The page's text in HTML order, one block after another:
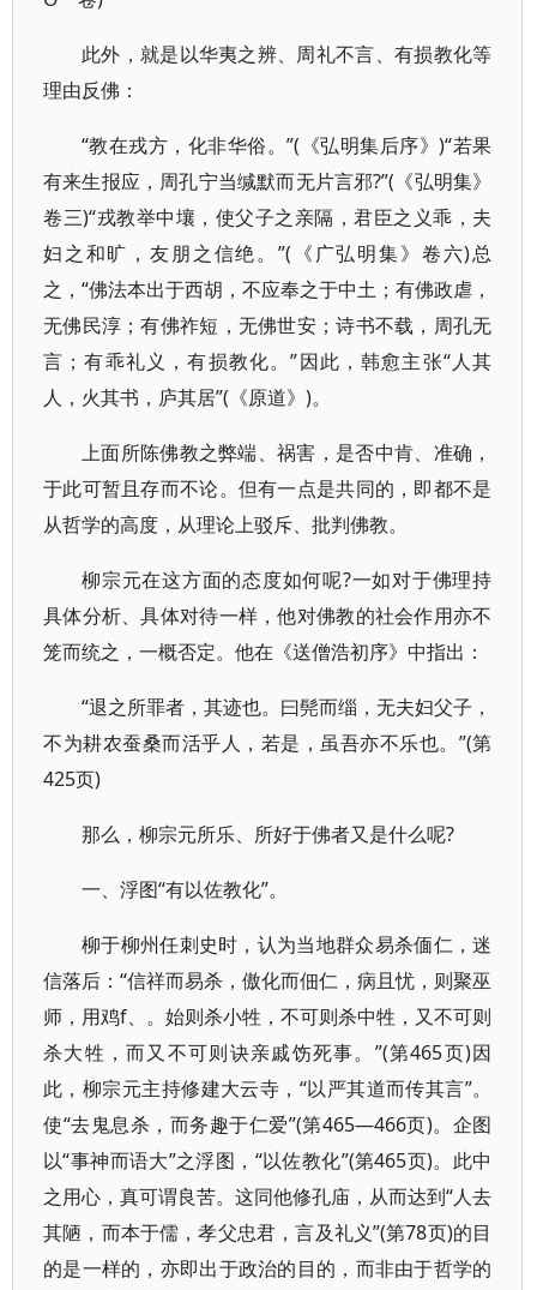
此外，就是以华夷之辨、周礼不言、有损教化等
理由反佛：
“教在戎方，化非华俗。”(《弘明集后序》)“若果
有来生报应，周孔宁当缄默而无片言邪?”(《弘明集》
卷三)“戎教举中壤，使父子之亲隔，君臣之义乖，夫
妇之和旷，友朋之信绝。”(《广弘明集》卷六)总
之，“佛法本出于西胡，不应奉之于中土；有佛政虐，
无佛民淳；有佛祚短，无佛世安；诗书不载，周孔无
言；有乖礼义，有损教化。”因此，韩愈主张“人其
人，火其书，庐其居”(《原道》)。
上面所陈佛教之弊端、祸害，是否中肯、准确，
于此可暂且存而不论。但有一点是共同的，即都不是
从哲学的高度，从理论上驳斥、批判佛教。
柳宗元在这方面的态度如何呢?一如对于佛理持
具体分析、具体对待一样，他对佛教的社会作用亦不
笼而统之，一概否定。他在《送僧浩初序》中指出：
“退之所罪者，其迹也。曰髡而缁，无夫妇父子，
不为耕农蚕桑而活乎人，若是，虽吾亦不乐也。”(第
425页)
那么，柳宗元所乐、所好于佛者又是什么呢?
一、浮图“有以佐教化”。
柳于柳州任刺史时，认为当地群众易杀偭仁，迷
信落后：“信祥而易杀，傲化而佃仁，病且忧，则聚巫
师，用鸡f、。始则杀小牲，不可则杀中牲，又不可则
杀大牲，而又不可则诀亲戚饬死事。”(第465页)因
此，柳宗元主持修建大云寺，“以严其道而传其言”。
使“去鬼息杀，而务趣于仁爱”(第465—466页)。企图
以“事神而语大”之浮图，“以佐教化”(第465页)。此中
之用心，真可谓良苦。这同他修孔庙，从而达到“人去
其陋，而本于儒，孝父忠君，言及礼义”(第78页)的目
的是一样的，亦即出于政治的目的，而非由于哲学的